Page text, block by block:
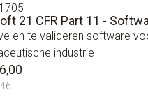
21 CFR Part 11 -
en te valideren software
industrie